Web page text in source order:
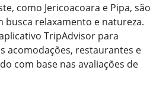
como Jericoacoara e Pipa, são
busca relaxamento e natureza.
TripAdvisor para
acomodações, restaurantes e
com base nas avaliações de